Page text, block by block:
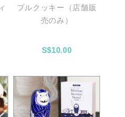
プルクッキー（店舗販
売のみ）
S$10.00